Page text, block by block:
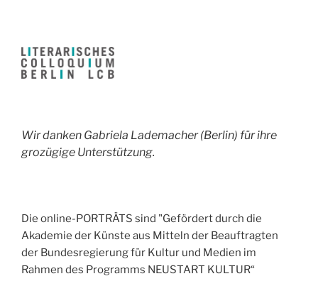
Wir danken Gabriela Lademacher (Berlin) für ihre
grozügige Unterstützung.
Die online-PORTRÄTS sind "Gefördert durch die
Akademie der Künste aus Mitteln der Beauftragten
der Bundesregierung für Kultur und Medien im
Rahmen des Programms NEUSTART KULTUR“